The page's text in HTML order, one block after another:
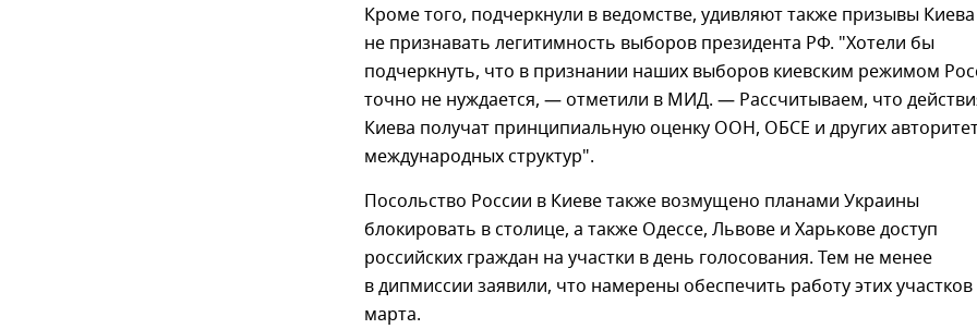
Кроме того, подчеркнули в ведомстве, удивляют также призывы Киева
не признавать легитимность выборов президента РФ. "Хотели бы
подчеркнуть, что в признании наших выборов киевским режимом
точно не нуждается, — отметили в МИД. — Рассчитываем, что
Киева получат принципиальную оценку ООН, ОБСЕ и других
международных структур".
Посольство России в Киеве также возмущено планами Украины
блокировать в столице, а также Одессе, Львове и Харькове доступ
российских граждан на участки в день голосования. Тем не менее
в дипмиссии заявили, что намерены обеспечить работу этих участков
марта.